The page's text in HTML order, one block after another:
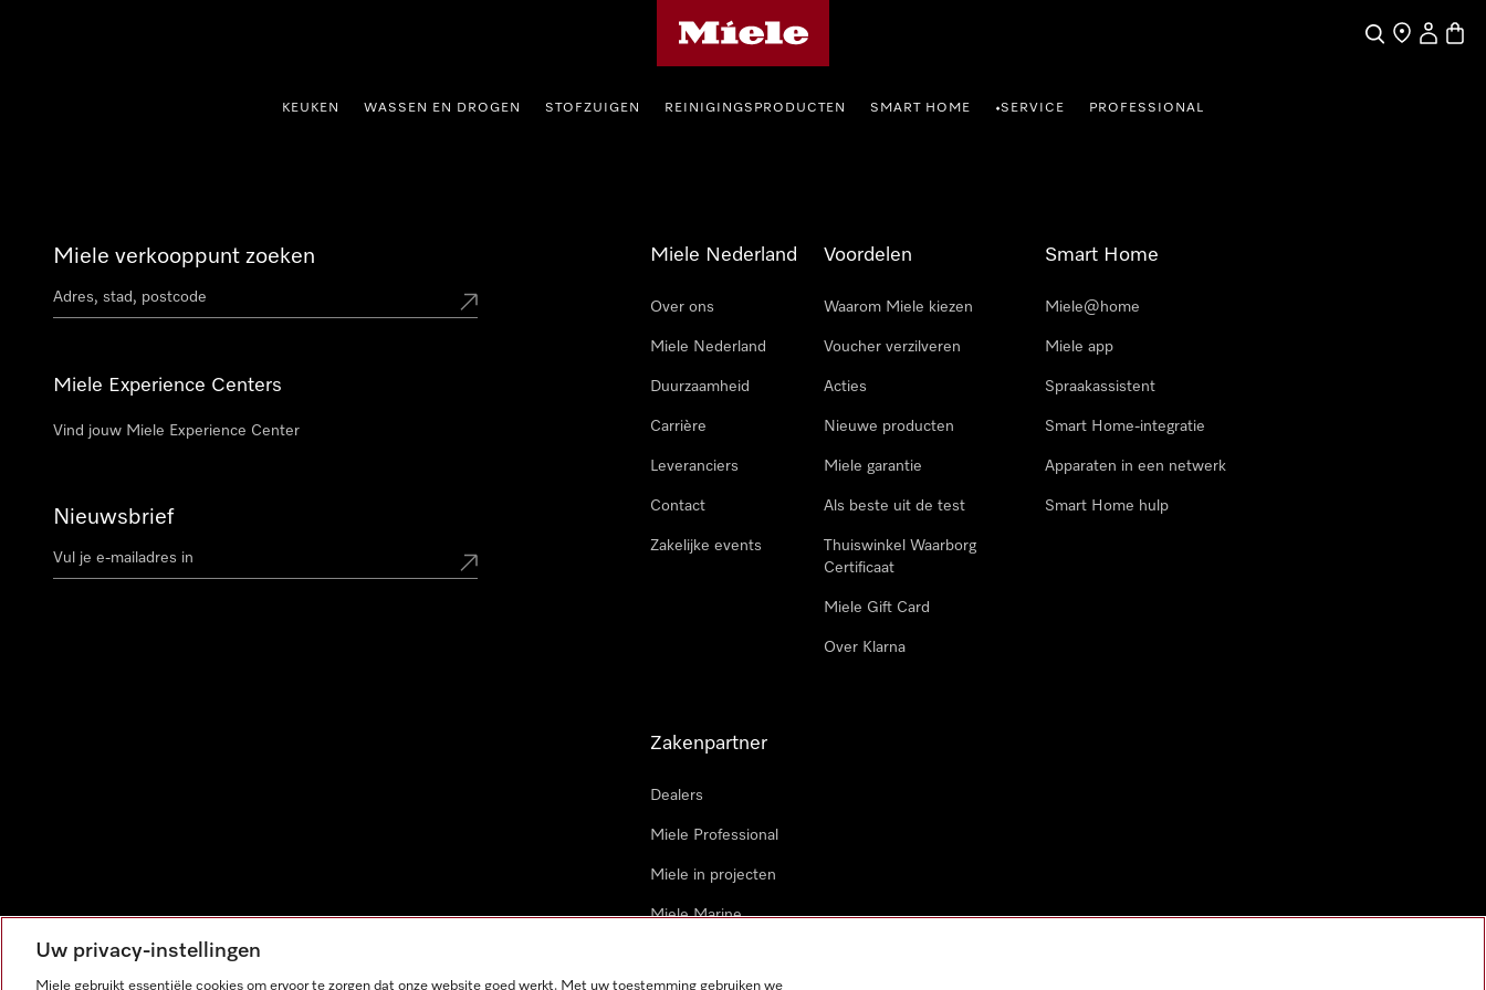
Wat zoek je?
Dealer zoeken
Mijn
KEUKEN WASSEN EN DROGEN STOFZUIGEN REINIGINGSPRODUCTEN SMART HOME •SERVICE PROFESSIONAL
Miele verkooppunt zoeken
Miele Experience Centers
Vind jouw Miele Experience Center
Nieuwsbrief
Miele Nederland
Over ons
Miele Nederland
Duurzaamheid
Carrière
Leveranciers
Contact
Zakelijke events
Voordelen
Waarom Miele kiezen
Voucher verzilveren
Acties
Nieuwe producten
Miele garantie
Als beste uit de test
Thuiswinkel Waarborg
Certificaat
Miele Gift Card
Over Klarna
Smart Home
Miele@home
Miele app
Spraakassistent
Smart Home-integratie
Apparaten in een netwerk
Smart Home hulp
Zakenpartner
Dealers
Miele Professional
Miele in projecten
Miele Marine
Uw privacy-instellingen
Miele gebruikt essentiële cookies om ervoor te zorgen dat onze website goed werkt. Met uw toestemming gebruiken we